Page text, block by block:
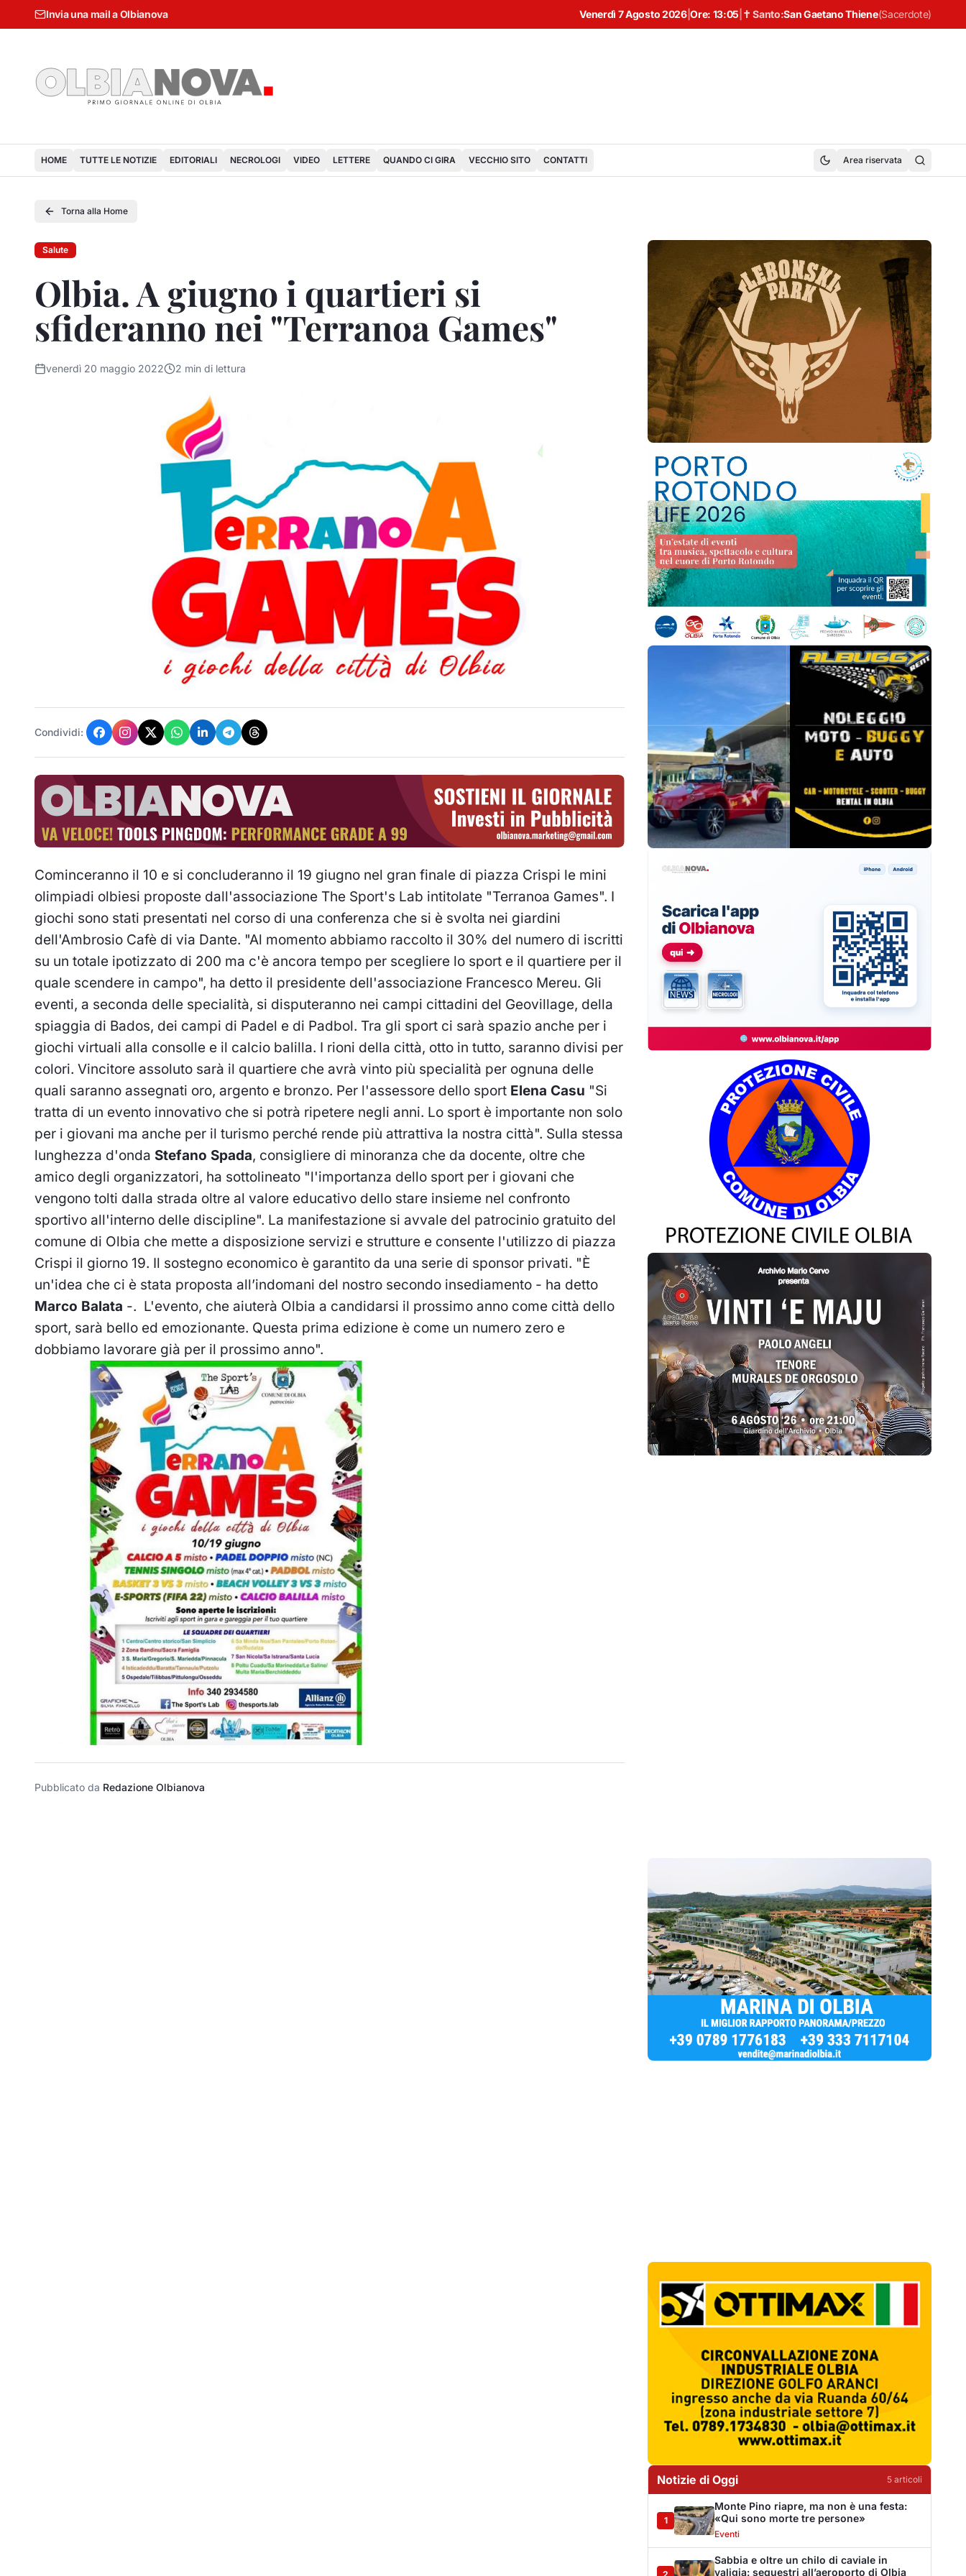
Invia una mail a Olbianova Venerdì 7 Agosto 2026|Ore: 13:05 ✝ Santo:San Gaetano Thiene(Sacerdote)
HOME TUTTE LE NOTIZIE EDITORIALI NECROLOGI VIDEO LETTERE QUANDO CI GIRA VECCHIO SITO CONTATTI Area riservata
Torna alla Home
Salute
Olbia. A giugno i quartieri si
sfideranno nei "Terranoa Games"
venerdì 20 maggio 2022 2 min di lettura
Condividi:
Cominceranno il 10 e si concluderanno il 19 giugno nel gran finale di piazza Crispi le mini
olimpiadi olbiesi proposte dall'associazione The Sport's Lab intitolate "Terranoa Games". I
giochi sono stati presentati nel corso di una conferenza che si è svolta nei giardini
dell'Ambrosio Cafè di via Dante. "Al momento abbiamo raccolto il 30% del numero di iscritti
su un totale ipotizzato di 200 ma c'è ancora tempo per scegliere lo sport e il quartiere per il
quale scendere in campo", ha detto il presidente dell'associazione Francesco Mereu. Gli
eventi, a seconda delle specialità, si disputeranno nei campi cittadini del Geovillage, della
spiaggia di Bados, dei campi di Padel e di Padbol. Tra gli sport ci sarà spazio anche per i
giochi virtuali alla consolle e il calcio balilla. I rioni della città, otto in tutto, saranno divisi per
colori. Vincitore assoluto sarà il quartiere che avrà vinto più specialità per ognuna delle
quali saranno assegnati oro, argento e bronzo. Per l'assessore dello sport Elena Casu "Si
tratta di un evento innovativo che si potrà ripetere negli anni. Lo sport è importante non solo
per i giovani ma anche per il turismo perché rende più attrattiva la nostra città". Sulla stessa
lunghezza d'onda Stefano Spada, consigliere di minoranza che da docente, oltre che
amico degli organizzatori, ha sottolineato "l'importanza dello sport per i giovani che
vengono tolti dalla strada oltre al valore educativo dello stare insieme nel confronto
sportivo all'interno delle discipline". La manifestazione si avvale del patrocinio gratuito del
comune di Olbia che mette a disposizione servizi e strutture e consente l'utilizzo di piazza
Crispi il giorno 19. Il sostegno economico è garantito da una serie di sponsor privati. "È
un'idea che ci è stata proposta all’indomani del nostro secondo insediamento - ha detto
Marco Balata -. L'evento, che aiuterà Olbia a candidarsi il prossimo anno come città dello
sport, sarà bello ed emozionante. Questa prima edizione è come un numero zero e
dobbiamo lavorare già per il prossimo anno".
Pubblicato da Redazione Olbianova
Notizie di Oggi 5articoli
1
Monte Pino riapre, ma non è una festa:
«Qui sono morte tre persone»
Eventi
Sabbia e oltre un chilo di caviale in
valigia: sequestri all’aeroporto di Olbia